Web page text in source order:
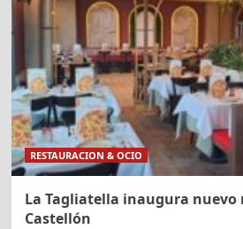
RESTAURACION & OCIO
La Tagliatella inaugura nuevo
Castellón